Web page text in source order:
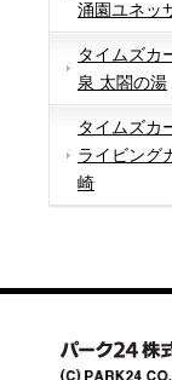
涌園ユネッ
タイムズカ
泉 太閤の湯
タイムズカ
ライビング
崎